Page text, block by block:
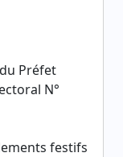
Préfet
N°
festifs